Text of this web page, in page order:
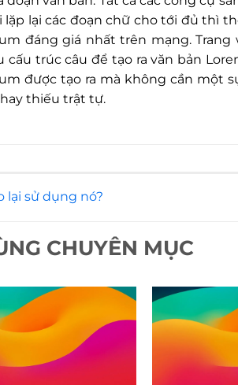
lặp lại các đoạn chữ cho tới đủ thì
đáng giá nhất trên mạng.
cấu trúc câu để tạo ra văn bản
được tạo ra mà không cần một
thiếu trật tự.
lại sử dụng nó?
CHUYÊN MỤC